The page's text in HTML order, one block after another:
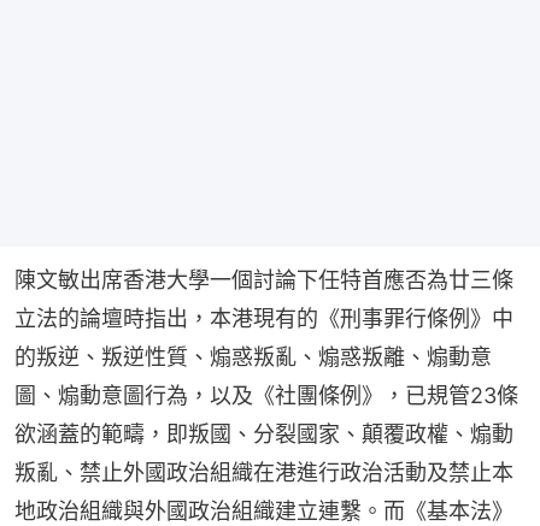
陳文敏出席香港大學一個討論下任特首應否為廿三條
立法的論壇時指出，本港現有的《刑事罪行條例》中
的叛逆、叛逆性質、煽惑叛亂、煽惑叛離、煽動意
圖、煽動意圖行為，以及《社團條例》，已規管23條
欲涵蓋的範疇，即叛國、分裂國家、顛覆政權、煽動
叛亂、禁止外國政治組織在港進行政治活動及禁止本
地政治組織與外國政治組織建立連繫。而《基本法》